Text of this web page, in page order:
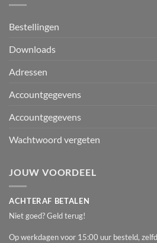
Bestellingen
Downloads
Adressen
Accountgegevens
Accountgegevens
Wachtwoord vergeten
JOUW VOORDEEL
ACHTERAF BETALEN
Niet goed? Geld terug!
Op werkdagen voor 15:00 uur besteld,